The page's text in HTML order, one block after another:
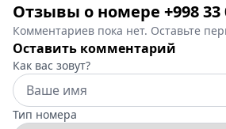
Отзывы о номере +998 33
Комментариев пока нет. Оставьте
Оставить комментарий
Как вас зовут?
Тип номера